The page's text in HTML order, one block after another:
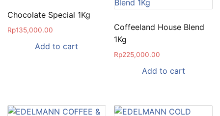
Chocolate Special 1Kg
Rp135,000.00
Add to cart
Coffeeland House Blend
1Kg
Rp225,000.00
Add to cart